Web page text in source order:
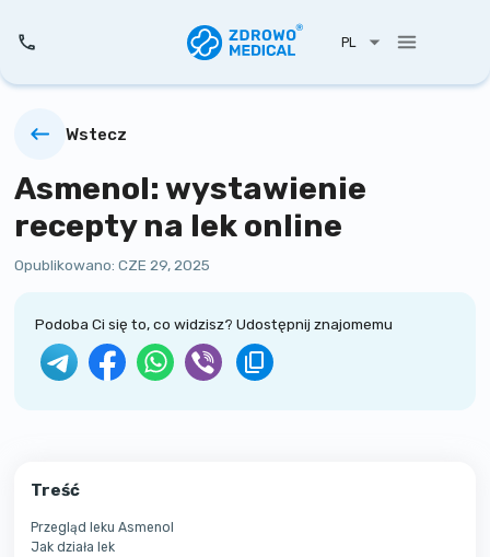
PL
Wstecz
Asmenol: wystawienie
recepty na lek online
Opublikowano:CZE 29, 2025
Podoba Ci się to, co widzisz? Udostępnij znajomemu
Treść
Przegląd leku Asmenol
Jak działa lek